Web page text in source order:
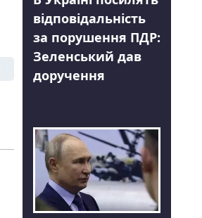
відповідальність
за порушення ПДР:
Зеленський дав
доручення